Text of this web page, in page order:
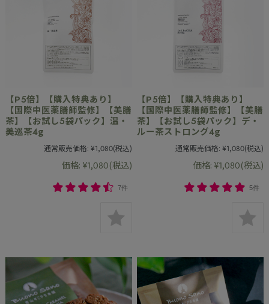
【P5倍】【購入特典あり】
【国際中医薬膳師監修】【美膳
茶】【お試し5袋パック】温・
美巡茶4g
通常販売価格: ¥1,080(税込)
価格: ¥1,080(税込)
7件
【P5倍】【購入特典あり】
【国際中医薬膳師監修】【美膳
茶】【お試し5袋パック】デ・
ルー茶ストロング4g
通常販売価格: ¥1,080(税込)
価格: ¥1,080(税込)
5件